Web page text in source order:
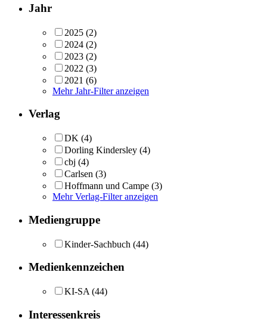
Jahr
2025 (2)
2024 (2)
2023 (2)
2022 (3)
2021 (6)
Mehr Jahr-Filter anzeigen
Verlag
DK (4)
Dorling Kindersley (4)
cbj (4)
Carlsen (3)
Hoffmann und Campe (3)
Mehr Verlag-Filter anzeigen
Mediengruppe
Kinder-Sachbuch (44)
Medienkennzeichen
KI-SA (44)
Interessenkreis